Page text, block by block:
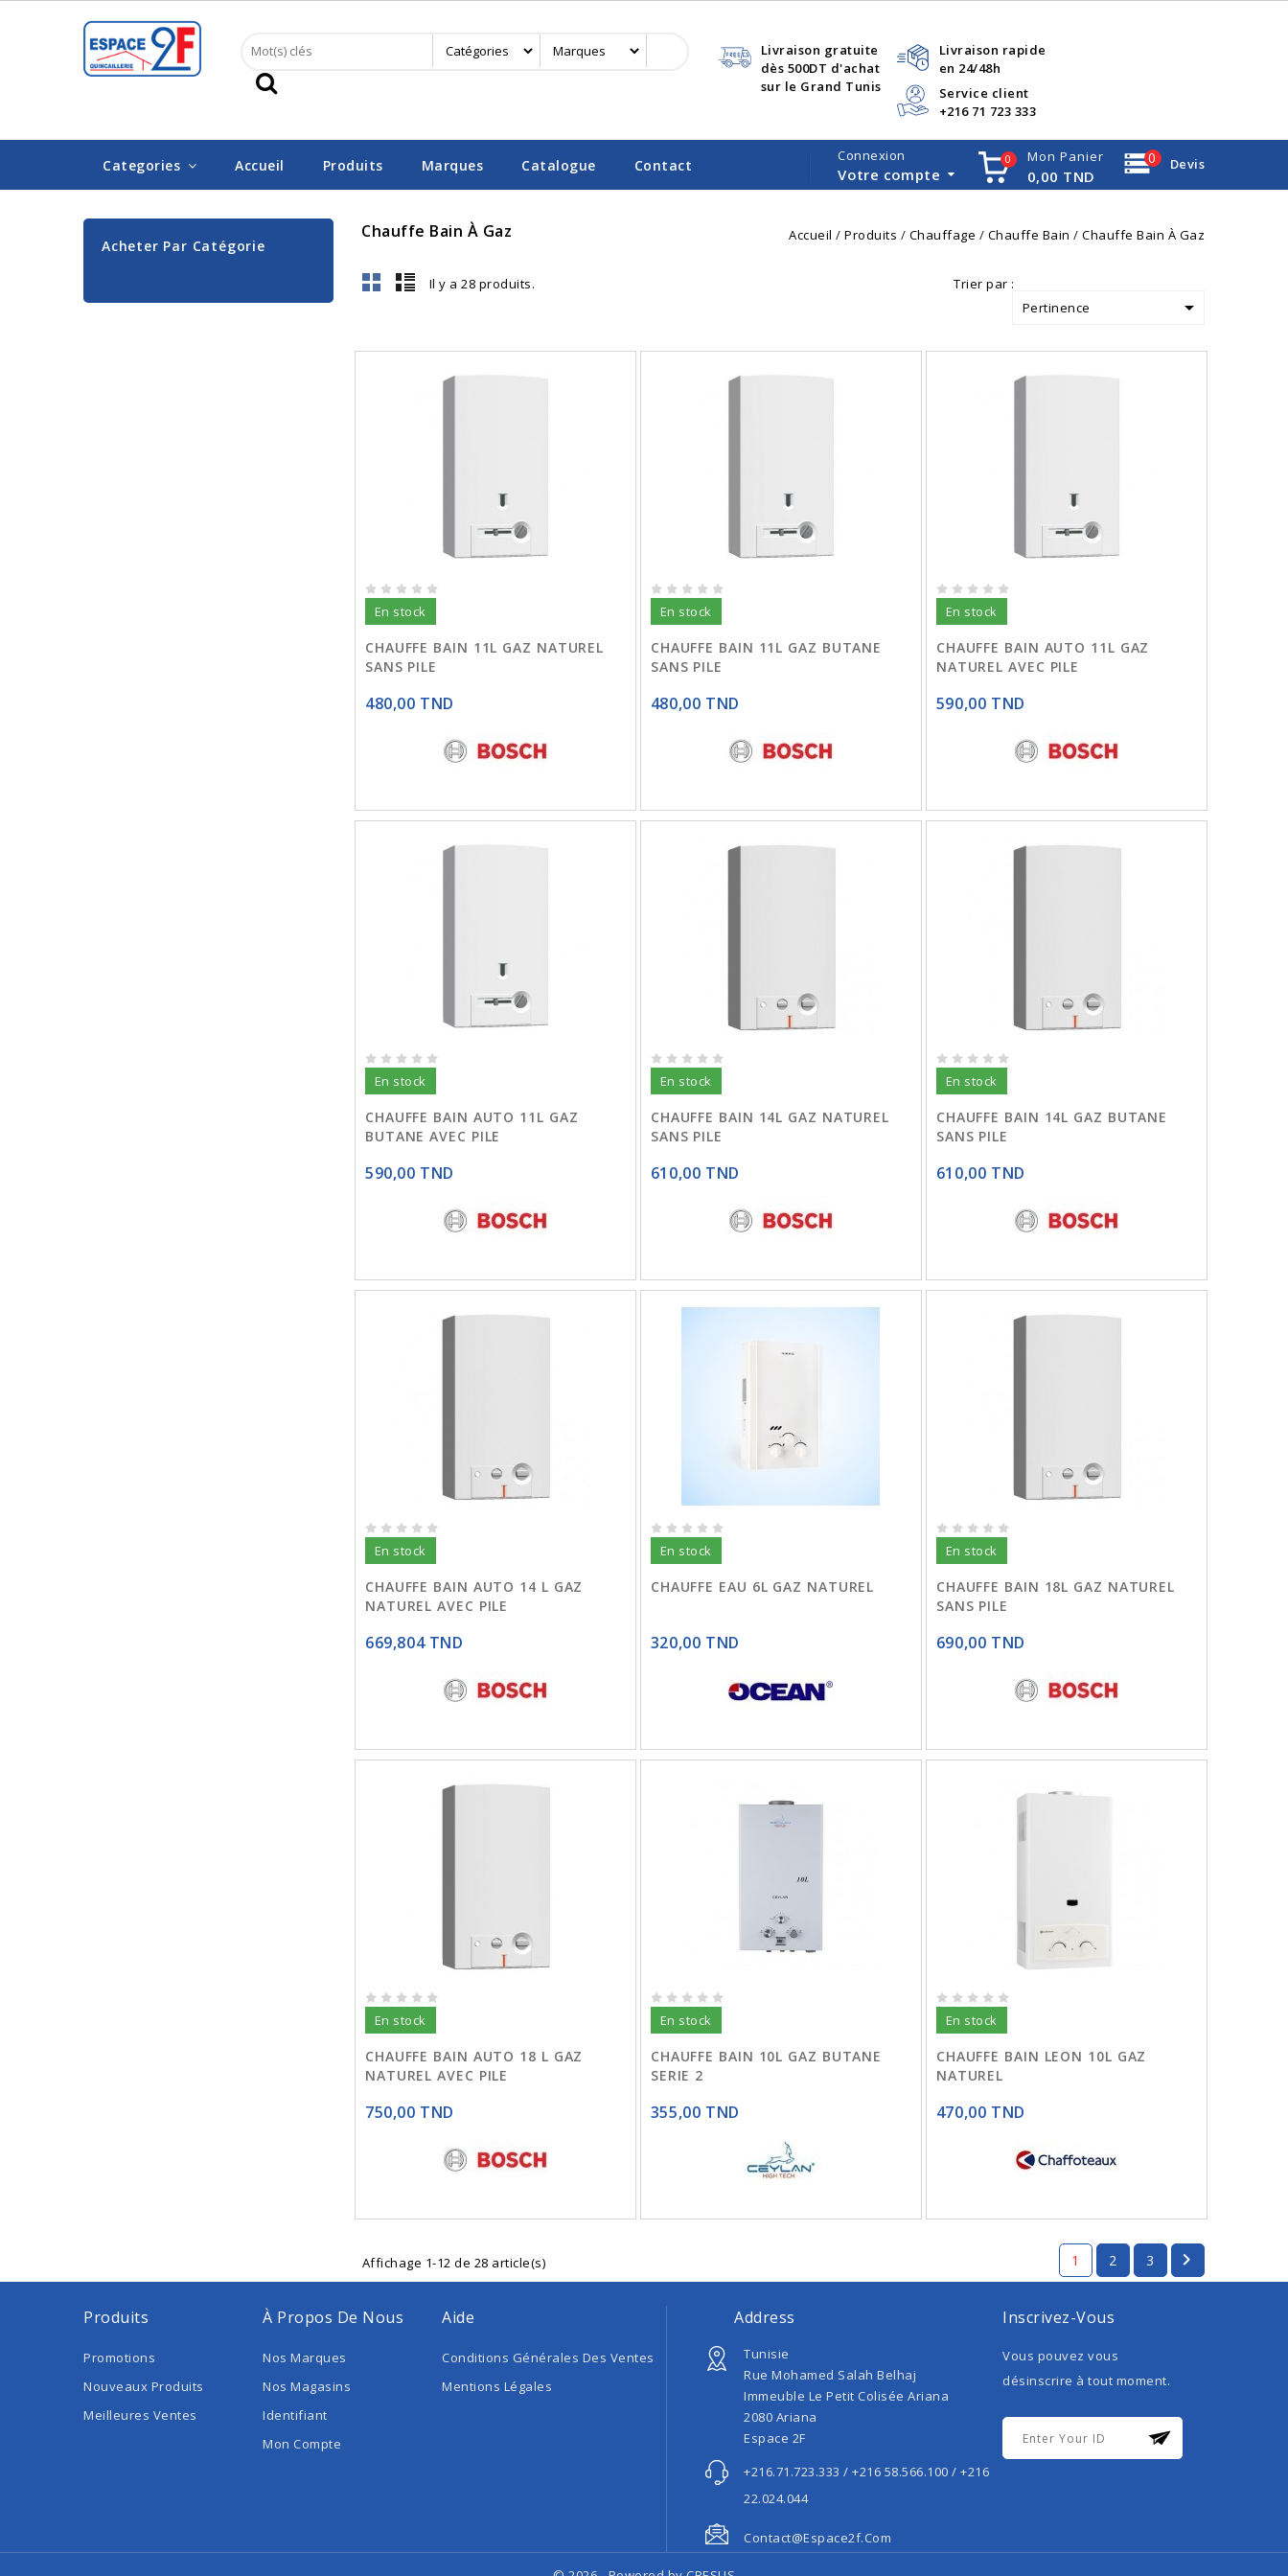
Livraison gratuite
dès 500DT d'achat
sur le Grand Tunis
Livraison rapide
en 24/48h
Service client
+216 71 723 333
Categories Accueil Produits Marques Catalogue Contact Devis
0
0 Mon Panier
0,00 TND
Connexion
Votre compte
Acheter Par Catégorie
Chauffe Bain À Gaz Accueil Produits Chauffage Chauffe Bain Chauffe Bain À Gaz
Il y a 28 produits.
Trier par :
Pertinence

En stock
CHAUFFE BAIN 11L GAZ NATUREL
SANS PILE
480,00 TND
En stock
CHAUFFE BAIN 11L GAZ BUTANE
SANS PILE
480,00 TND
En stock
CHAUFFE BAIN AUTO 11L GAZ
NATUREL AVEC PILE
590,00 TND
En stock
CHAUFFE BAIN AUTO 11L GAZ
BUTANE AVEC PILE
590,00 TND
En stock
CHAUFFE BAIN 14L GAZ NATUREL
SANS PILE
610,00 TND
En stock
CHAUFFE BAIN 14L GAZ BUTANE
SANS PILE
610,00 TND
En stock
CHAUFFE BAIN AUTO 14 L GAZ
NATUREL AVEC PILE
669,804 TND
En stock
CHAUFFE EAU 6L GAZ NATUREL
320,00 TND
En stock
CHAUFFE BAIN 18L GAZ NATUREL
SANS PILE
690,00 TND
En stock
CHAUFFE BAIN AUTO 18 L GAZ
NATUREL AVEC PILE
750,00 TND
En stock
CHAUFFE BAIN 10L GAZ BUTANE
SERIE 2
355,00 TND
En stock
CHAUFFE BAIN LEON 10L GAZ
NATUREL
470,00 TND
Affichage 1-12 de 28 article(s) 1 2 3 
Produits
Promotions
Nouveaux Produits
Meilleures Ventes
À Propos De Nous
Nos Marques
Nos Magasins
Identifiant
Mon Compte
Aide
Conditions Générales Des Ventes
Mentions Légales
Address
Tunisie
Rue Mohamed Salah Belhaj
Immeuble Le Petit Colisée Ariana
2080 Ariana
Espace 2F
+216.71.723.333 / +216 58.566.100 / +216
22.024.044
Contact@espace2f.com
Inscrivez-Vous
Vous pouvez vous
désinscrire à tout moment.